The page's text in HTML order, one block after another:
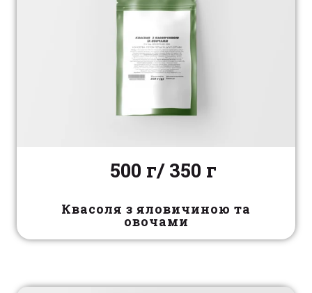
500 г/ 350 г
Квасоля з яловичиною та
овочами